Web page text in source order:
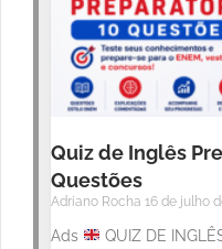
Quiz de Inglês
Questões
Adriano Rocha 16 de julho
Ads
QUIZ DE